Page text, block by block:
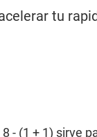
tu
8 - (1 + 1) sirve